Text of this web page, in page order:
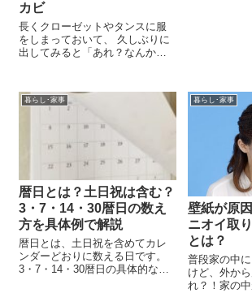
カビ
長くクローゼットやタンスに服
をしまっておいて、 久しぶりに
出してみると「あれ？なんかつ
粉のようなものだったり、 黒い
斑点模様のようになっていた
ん。 服...
暮らし･家事
暦日とは？土日祝は含む？
3・7・14・30暦日の数え
方を具体例で解説
暦日とは、土日祝を含めてカレ
ンダーどおりに数える日です。
3・7・14・30暦日の具体的な数
暮らし･家事
壁紙が原
ニオイ取
とは？
普段家の中
けど、外か
れ？！家の